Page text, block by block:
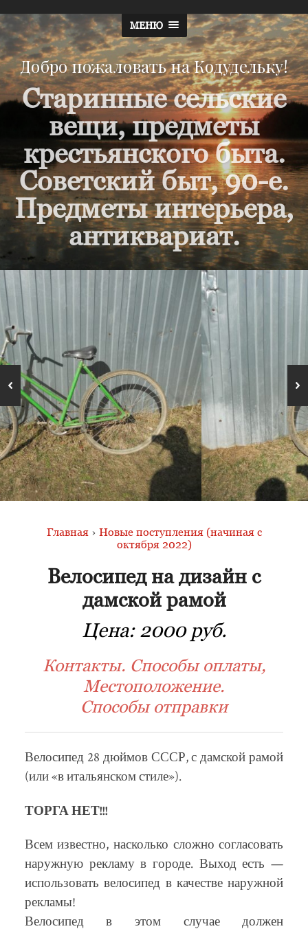
МЕНЮ
Добро пожаловать на Кодудельку!
Старинные сельские
вещи, предметы
крестьянского быта.
Советский быт, 90-е.
Предметы интерьера,
антиквариат.
Главная › Новые поступления (начиная с
октября 2022)
Велосипед на дизайн с
дамской рамой
Цена: 2000 руб.
Контакты. Способы оплаты,
Местоположение.
Способы отправки
Велосипед 28 дюймов СССР, с дамской рамой
(или «в итальянском стиле»).
ТОРГА НЕТ!!!
Всем известно, насколько сложно согласовать
наружную рекламу в городе. Выход есть —
использовать велосипед в качестве наружной
рекламы!
Велосипед в этом случае должен